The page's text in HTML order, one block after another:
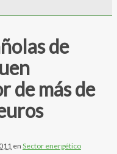
de
de más de
en Sector energético